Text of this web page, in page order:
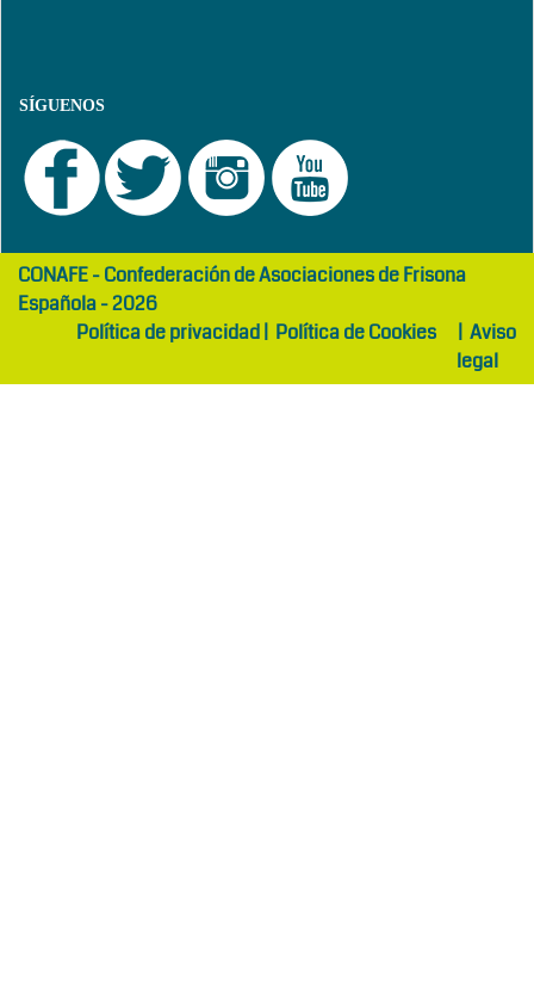
SÍGUENOS
girls
abaya
maltepe
otelCONAFE - Confederación de Asociaciones de Frisona
Española - 2026
Política de privacidad| Política de Cookies | Aviso
legal